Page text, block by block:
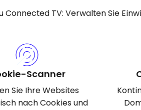
TV: Verwalten Sie
Scanner
Sie Ihre Websites
nach Cookies und